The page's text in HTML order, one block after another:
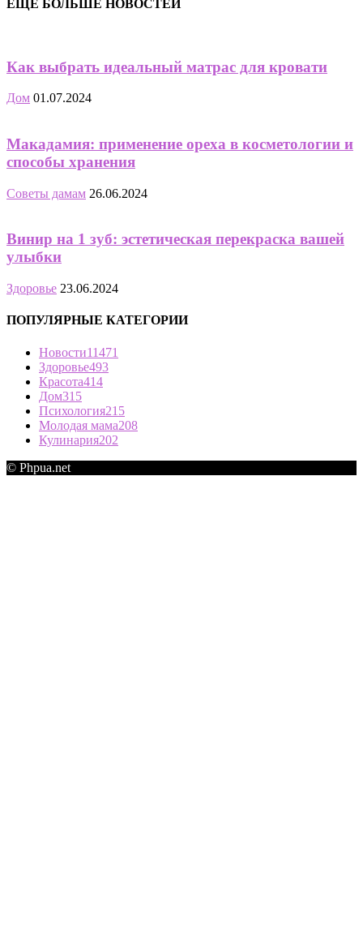
ЕЩЁ БОЛЬШЕ НОВОСТЕЙ
Как выбрать идеальный матрас для кровати
Дом 01.07.2024
Макадамия: применение ореха в косметологии и
способы хранения
Советы дамам 26.06.2024
Винир на 1 зуб: эстетическая перекраска вашей
улыбки
Здоровье 23.06.2024
ПОПУЛЯРНЫЕ КАТЕГОРИИ
Новости11471
Здоровье493
Красота414
Дом315
Психология215
Молодая мама208
Кулинария202
© Phpua.net